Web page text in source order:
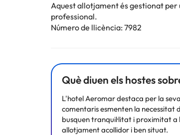
Aquest allotjament és gestionat
professional.
Número de llicència: 7982
Què diuen els hostes
L'hotel Aeromar destaca per la
comentaris esmenten la necessitat
busquen tranquil·litat i proximitat
allotjament acollidor i ben situat.